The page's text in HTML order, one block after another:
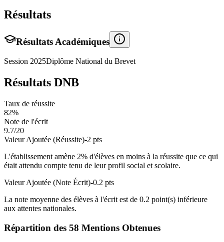
Résultats
Résultats Académiques
Session 2025Diplôme National du Brevet
Résultats DNB
Taux de réussite
82%
Note de l'écrit
9.7/20
Valeur Ajoutée (Réussite)-2 pts
L'établissement amène 2% d'élèves en moins à la réussite que ce qui
était attendu compte tenu de leur profil social et scolaire.
Valeur Ajoutée (Note Écrit)-0.2 pts
La note moyenne des élèves à l'écrit est de 0.2 point(s) inférieure
aux attentes nationales.
Répartition des 58 Mentions Obtenues